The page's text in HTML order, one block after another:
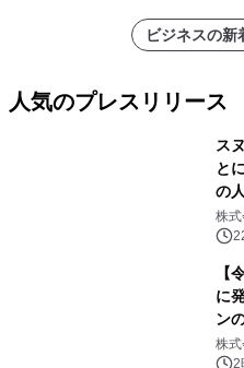
ビジネスの新
人気のプレスリリース
ス
と
の
ラ
ボ
株
【
に
ン
秋
株
2